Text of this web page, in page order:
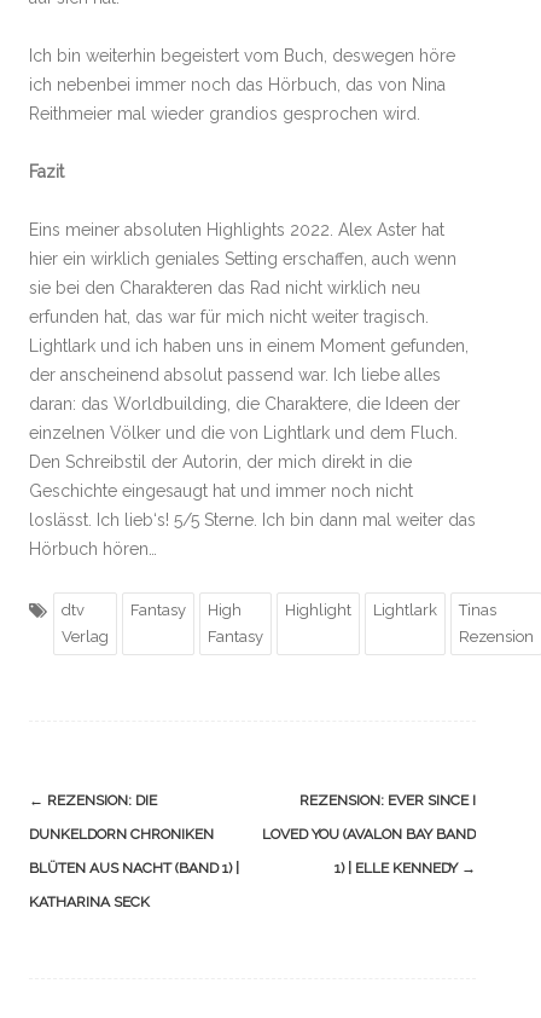
Ich bin weiterhin begeistert vom Buch, deswegen höre
ich nebenbei immer noch das Hörbuch, das von Nina
Reithmeier mal wieder grandios gesprochen wird.
Fazit
Eins meiner absoluten Highlights 2022. Alex Aster hat
hier ein wirklich geniales Setting erschaffen, auch wenn
sie bei den Charakteren das Rad nicht wirklich neu
erfunden hat, das war für mich nicht weiter tragisch.
Lightlark und ich haben uns in einem Moment gefunden,
der anscheinend absolut passend war. Ich liebe alles
daran: das Worldbuilding, die Charaktere, die Ideen der
einzelnen Völker und die von Lightlark und dem Fluch.
Den Schreibstil der Autorin, der mich direkt in die
Geschichte eingesaugt hat und immer noch nicht
loslässt. Ich lieb‘s! 5/5 Sterne. Ich bin dann mal weiter das
Hörbuch hören…
dtv
Verlag
Fantasy
High
Fantasy
Highlight Lightlark
Tinas
Rezension
Navigation
(Beiträge)
← REZENSION: DIE
DUNKELDORN CHRONIKEN
BLÜTEN AUS NACHT (BAND 1) |
KATHARINA SECK
REZENSION: EVER SINCE I
LOVED YOU (AVALON BAY BAND
1) | ELLE KENNEDY →